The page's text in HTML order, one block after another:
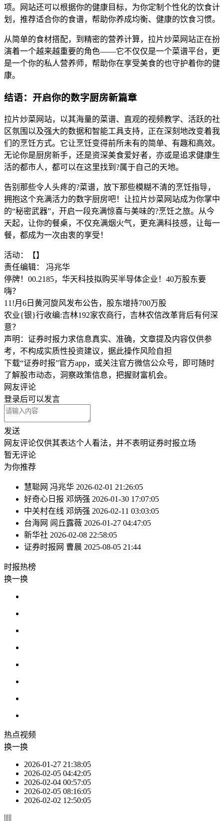
项。网站还可以根据你的健康目标，为你定制个性化的饮食计
划，推荐适合你的食谱，帮助你养成均衡、健康的饮食习惯。
从简单的食材搭配，到精密的营养计算，拉片炒菜网站正在扮
演着一个越来越重要的角色——它不仅仅是一个菜谱平台，更
是一个你的私人营养师，帮助你在享受美食的也守护着你的健
康。
结语：开启你的数字厨房新篇章
拉片炒菜网站，以其海量的菜谱、直观的视频教学、活跃的社
区氛围以及强大的数据和智能工具支持，正在深刻地改变着我
们的烹饪方式。它让烹饪变得前所未有的简单、有趣和高效。
无论你是厨房新手，还是资深美食爱好者，亦或是追求健康生
活的都市人，都可以在这里找到?属于自己的天地。
告别那些令人头疼的?菜谱，放下那些模糊不清的烹饪指导，
拥抱这个充满活力的数字厨房吧！让拉片炒菜网站成为你掌中
的“秘密武器”，开启一段充满惊喜与美味的?烹饪之旅。从今
天起，让你的餐桌，不仅充满烟火气，更充满科技感，让每一
餐，都成为一次由衷的享受！
活动：【】
责任编辑： 冯兆华
停牌！00.2185，华天科技拟购买半导体企业！40万股东要
嗨？
11!月6日黄河旋风发布公告，股东增持700万股
农业{银}行收编:吉林192家农商行，吉林农信改革背后有何深
意？
声明：证券时报力求信息真实、准确，文章提及内容仅供参
考，不构成实质性投资建议，据此操作风险自担
下载“证券时报”官方app，或关注官方微信公众号，即可随时
了解股市动态，洞察政策信息，把握财富机会。
网友评论
登录后可以发言
发送
网友评论仅供其表达个人看法，并不表明证券时报立场
暂无评论
为你推荐
慧聪网 冯兆华 2026-02-01 21:26:05
好奇心日报 邓炳强 2026-01-30 17:07:05
中关村在线 邓炳强 2026-02-11 03:03:05
台海网 闾丘露薇 2026-01-27 04:47:05
新华社 2026-02-08 22:58:05
证券时报网 曹晨 2025-08-05 21:44
时报热榜
换一换
热点视频
换一换
2026-01-27 21:38:05
2026-02-05 04:42:05
2026-02-04 00:57:05
2026-02-05 08:16:05
2026-02-02 12:50:05
|||||